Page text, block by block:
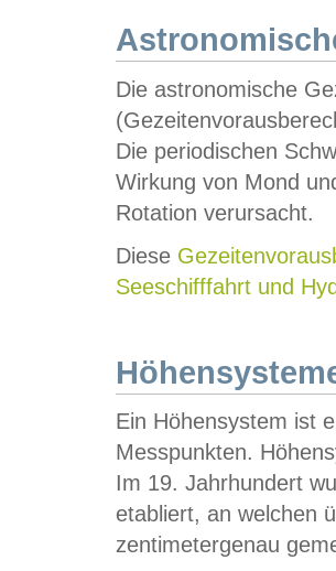
Die astronomische
Die periodischen
Wirkung von Mond
Rotation verursacht.
Diese
Seeschifffahrt und
Ein Höhensystem ist
Messpunkten.
Im 19. Jahrhundert
etabliert, an welchen
zentimetergenau